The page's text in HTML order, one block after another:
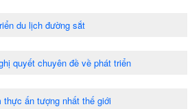
du lịch đường sắt
quyết chuyên đề về phát triển
thực ấn tượng nhất thế giới